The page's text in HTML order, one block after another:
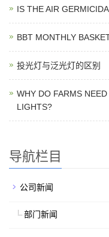
IS THE AIR
BBT MONTHLY
投光灯与泛光灯的区别
WHY DO FARMS
LIGHTS?
导航栏目
公司新闻
部门新闻